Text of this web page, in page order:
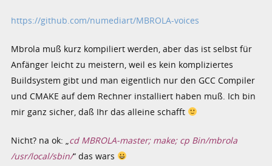
https://github.com/numediart/MBROLA-voices
Mbrola muß kurz kompiliert werden, aber das ist selbst für
Anfänger leicht zu meistern, weil es kein kompliziertes
Buildsystem gibt und man eigentlich nur den GCC Compiler
und CMAKE auf dem Rechner installiert haben muß. Ich bin
mir ganz sicher, daß Ihr das alleine schafft
Nicht? na ok: „ cd MBROLA-master; make; cp Bin/mbrola
/usr/local/sbin/“ das wars